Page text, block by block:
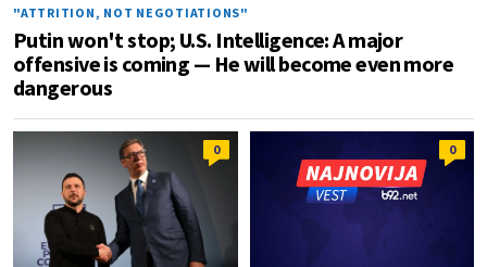
"ATTRITION, NOT NEGOTIATIONS"
Putin won't stop; U.S. Intelligence: A major
offensive is coming — He will become even more
dangerous
0 0